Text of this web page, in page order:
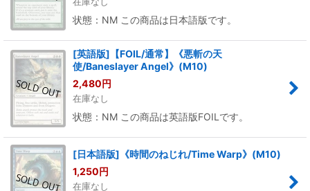
状態：NM この商品は日本語版です。
[英語版]【FOIL/通常】《悪斬の天
使/Baneslayer Angel》(M10)
2,480円
在庫なし
状態：NM この商品は英語版FOILです。
[日本語版]《時間のねじれ/Time Warp》(M10)
1,250円
在庫なし